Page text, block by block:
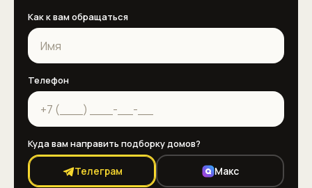
Как к вам обращаться
Телефон
Куда вам направить подборку домов?
Телеграм Макс